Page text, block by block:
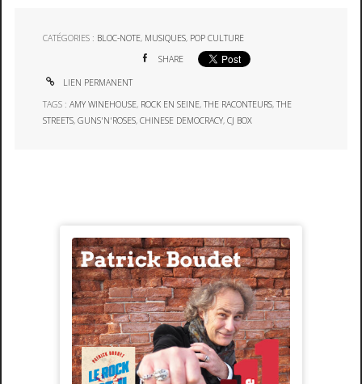
CATÉGORIES : BLOC-NOTE, MUSIQUES, POP CULTURE
SHARE
LIEN PERMANENT
TAGS :AMY WINEHOUSE, ROCK EN SEINE,THE RACONTEURS,THE
STREETS,GUNS'N'ROSES,CHINESE DEMOCRACY,CJ BOX